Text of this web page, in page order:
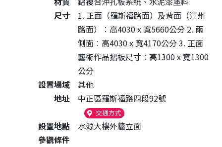
尺寸
1. 正面（羅斯福路面）及背面（汀州
路面）︰高4030 x 寬5660公分 2. 兩
側面︰高4030 x 寬4170公分 3. 正面
藝術作品摺板尺寸︰高1300 x 寬1300
公分
設置場域
其他
地址
中正區羅斯福路四段92號
交通方式（另開新視窗）
設置地點
水源大樓外牆立面
參觀條件